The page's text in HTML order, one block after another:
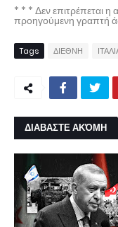
* * * Δεν επιτρέπεται
προηγούμενη γραπτή
Tags ΔΙΕΘΝΗ
ΔΙΑΒΑΣΤΕ ΑΚΌΜΗ